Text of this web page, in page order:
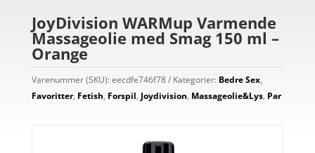
JoyDivision WARMup Varmende
Massageolie med Smag 150 ml –
Orange
Varenummer (SKU):eecdfe746f78 Kategorier: Bedre Sex,
Favoritter, Fetish, Forspil, Joydivision, Massageolie&Lys, Par